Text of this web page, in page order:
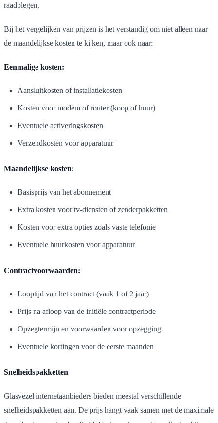
raadplegen.
Bij het vergelijken van prijzen is het verstandig om niet alleen naar
de maandelijkse kosten te kijken, maar ook naar:
Eenmalige kosten:
Aansluitkosten of installatiekosten
Kosten voor modem of router (koop of huur)
Eventuele activeringskosten
Verzendkosten voor apparatuur
Maandelijkse kosten:
Basisprijs van het abonnement
Extra kosten voor tv-diensten of zenderpakketten
Kosten voor extra opties zoals vaste telefonie
Eventuele huurkosten voor apparatuur
Contractvoorwaarden:
Looptijd van het contract (vaak 1 of 2 jaar)
Prijs na afloop van de initiële contractperiode
Opzegtermijn en voorwaarden voor opzegging
Eventuele kortingen voor de eerste maanden
Snelheidspakketten
Glasvezel internetaanbieders bieden meestal verschillende
snelheidspakketten aan. De prijs hangt vaak samen met de maximale